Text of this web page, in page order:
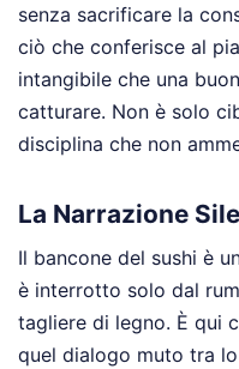
senza sacrificare la
ciò che conferisce al
intangibile che una
catturare. Non è solo
disciplina che non
La Narrazione
Il bancone del sushi è
è interrotto solo dal
tagliere di legno. È qui
quel dialogo muto tra